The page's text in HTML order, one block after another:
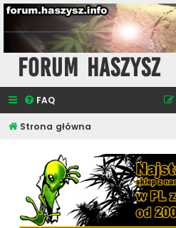
Forum Haszysz
FAQ
Strona główna